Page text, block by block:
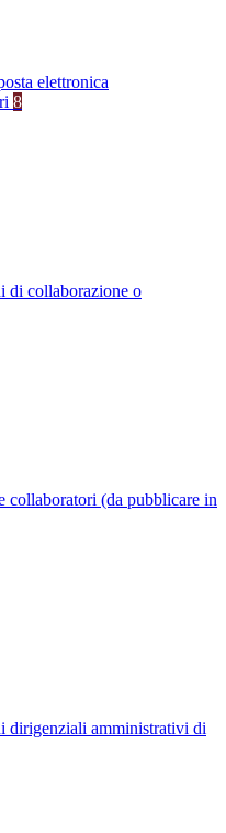
elettronica
8
di collaborazione o
collaboratori (da pubblicare in
dirigenziali amministrativi di